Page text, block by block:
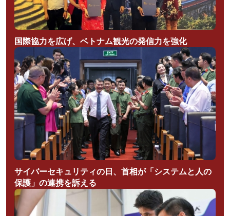
国際協力を広げ、ベトナム観光の発信力を強化
サイバーセキュリティの日、首相が「システムと人の
保護」の連携を訴える